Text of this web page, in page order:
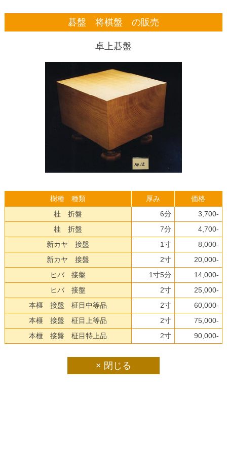
碁盤 将棋盤 の販売
卓上碁盤
樹種 種類 厚み
価格
桂 折盤
6分
3,700-
桂 折盤
7分
4,700-
新カヤ 接盤
1寸
8,000-
新カヤ 接盤
2寸
20,000-
ヒバ 接盤
1寸5分
14,000-
ヒバ 接盤
2寸
25,000-
本榧 接盤 柾目中等品
2寸
60,000-
本榧 接盤 柾目上等品
2寸
75,000-
本榧 接盤 柾目特上品
2寸 90,000-
× 閉じる